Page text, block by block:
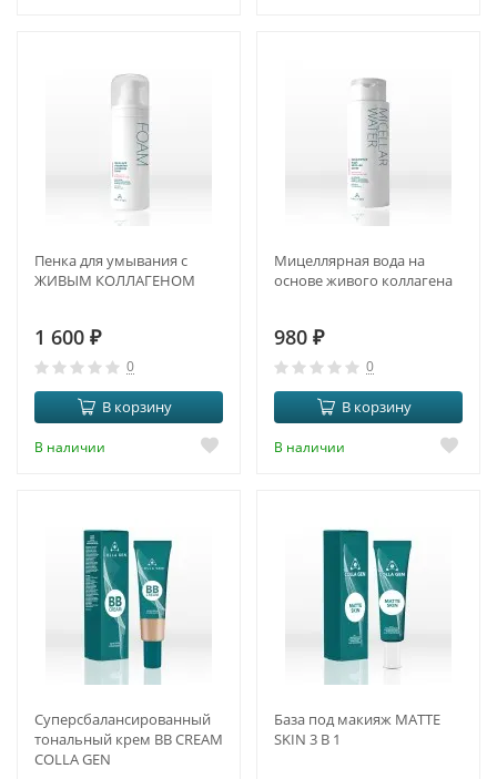
Пенка для умывания с
ЖИВЫМ КОЛЛАГЕНОМ
1 600 ₽
0
В корзину
В наличии
Мицеллярная вода на
основе живого коллагена
980 ₽
0
В корзину
В наличии
Суперсбалансированный
тональный крем BB CREAM
COLLA GEN
База под макияж MATTE
SKIN 3 В 1